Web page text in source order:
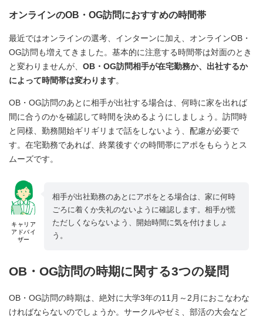
オンラインのOB・OG訪問におすすめの時間帯
最近ではオンラインの選考、インターンに加え、オンラインOB・
OG訪問も増えてきました。基本的に注意する時間帯は対面のとき
と変わりませんが、 OB・OG訪問相手が在宅勤務か、出社するか
によって時間帯は変わります。
OB・OG訪問のあとに相手が出社する場合は、何時に家を出れば
間に合うのかを確認して時間を決めるようにしましょう。訪問時
と同様、勤務開始ギリギリまで話をしないよう、配慮が必要で
す。在宅勤務であれば、終業後すぐの時間帯にアポをもらうとス
ムーズです。
キャリア
アドバイ
ザー
相手が出社勤務のあとにアポをとる場合は、家に何時
ごろに着くか失礼のないように確認します。相手が慌
ただしくならないよう、開始時間に気を付けましょ
う。
OB・OG訪問の時期に関する3つの疑問
OB・OG訪問の時期は、絶対に大学3年の11月～2月におこなわな
ければならないのでしょうか。サークルやゼミ、部活の大会など